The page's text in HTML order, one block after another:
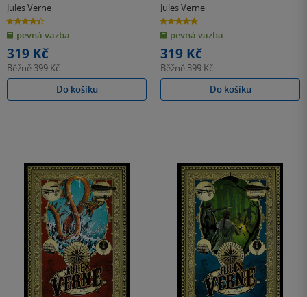
Jules Verne
4.5
z
5
hvězdiček
pevná vazba
319 Kč
Běžně 399 Kč
Do košíku
Jules Verne
4.8
z
5
hvězdiček
pevná vazba
319 Kč
Běžně 399 Kč
Do košíku